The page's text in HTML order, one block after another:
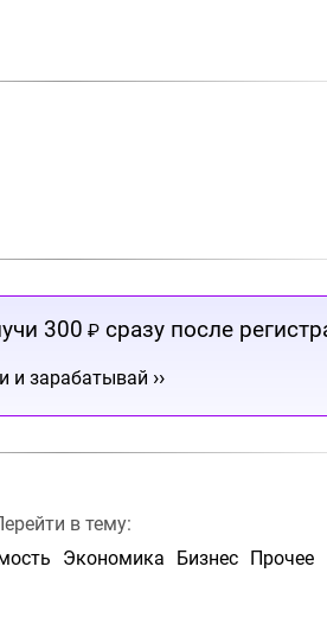
300 ₽ сразу после
и зарабатывай ››
в тему:
Экономика Бизнес Прочее